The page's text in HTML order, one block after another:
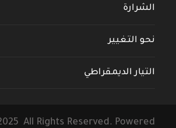
الشرارة
نحو التغيير
التيار الديمقراطي
All Rights Reserved. Powered